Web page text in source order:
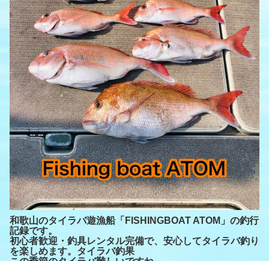
和歌山のタイラバ遊漁船「FISHINGBOAT ATOM」の釣行
記録です。
初心者歓迎・釣具レンタル完備で、安心してタイラバ釣り
を楽しめます。タイラバ釣果